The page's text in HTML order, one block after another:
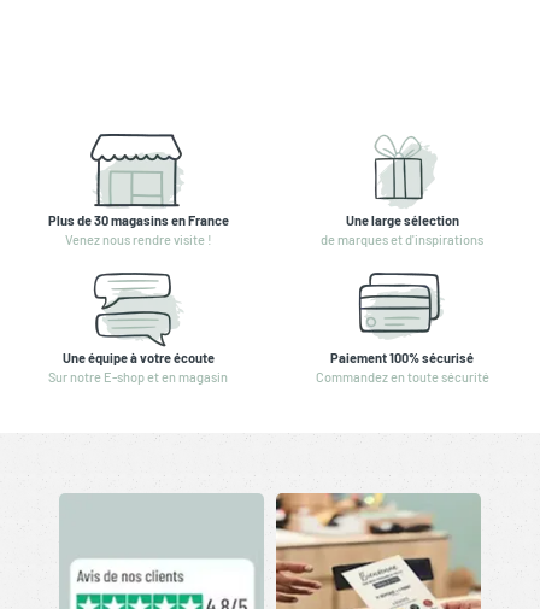
Plus de 30 magasins en France
Venez nous rendre visite !
Une large sélection
de marques et d'inspirations
Une équipe à votre écoute
Sur notre E-shop et en magasin
Paiement 100% sécurisé
Commandez en toute sécurité